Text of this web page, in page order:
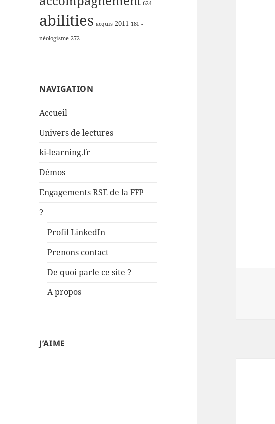
624
abilities acquis 2011 181 -
néologisme 272
NAVIGATION
Accueil
Univers de lectures
ki-learning.fr
Démos
Engagements RSE de la FFP
?
Profil LinkedIn
Prenons contact
De quoi parle ce site ?
A propos
J’AIME